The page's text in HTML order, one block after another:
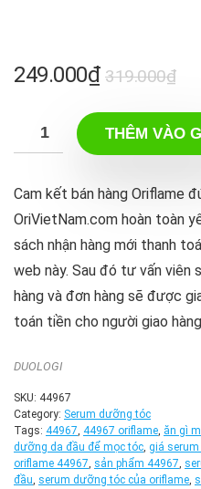
319.000₫Giá
là:
249.000₫
Giá
tại
là:
THÊM VÀO
Cam kết bán hàng Oriflame
OriVietNam.com hoàn toàn
sách nhận hàng mới thanh
web này. Sau đó tư vấn viên
hàng và đơn hàng sẽ được
toán tiền cho người giao
DUOLOGI
SKU: 44967
Category: Serum dưỡng tóc
Tags: 44967, 44967 oriflame, ăn gì
dưỡng da đầu để mọc tóc, giá
oriflame 44967, sản phẩm 44967,
đầu, serum dưỡng tóc của oriflame,